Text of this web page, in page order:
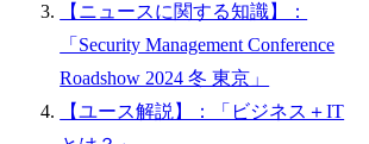
【ニュースに関する知識】：
「Security Management Conference
Roadshow 2024 冬 東京」
【ユース解説】：「ビジネス＋IT